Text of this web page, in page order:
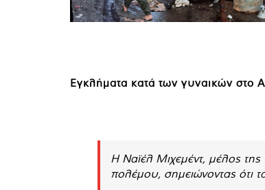
Εγκλήματα κατά των γυναικών στο
Η Ναϊέλ Μιχεμέντ, μέλος
πολέμου, σημειώνοντας ότι